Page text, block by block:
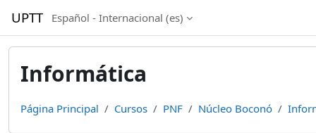
UPTT Español - Internacional ‎(es)‎
Informática
Página Principal Cursos PNF Núcleo Boconó